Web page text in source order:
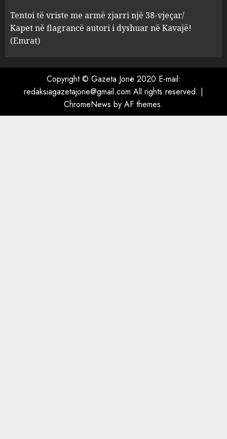
Tentoi të vriste me armë zjarri një 38-vjeçar/
Kapet në flagrancë autori i dyshuar në Kavajë!
(Emrat)
Copyright © Gazeta Jonë 2020 E-mail:
redaksiagazetajone@gmail.com All rights reserved. |
ChromeNews by AF themes.